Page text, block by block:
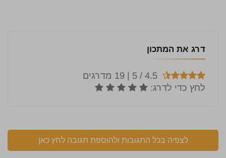
דרג את המתכון
לצפיה בכל התגובות ולהוספת תגובה לחץ כאן